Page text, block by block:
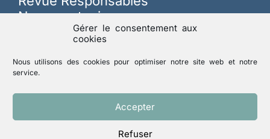
Gérer le consentement aux
cookies
Nous utilisons des cookies pour optimiser notre site web et notre
service.
Accepter
Refuser
Nous soutenir
Lutte contre les abus